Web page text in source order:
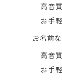
高音
お手
お名前
高音
お手